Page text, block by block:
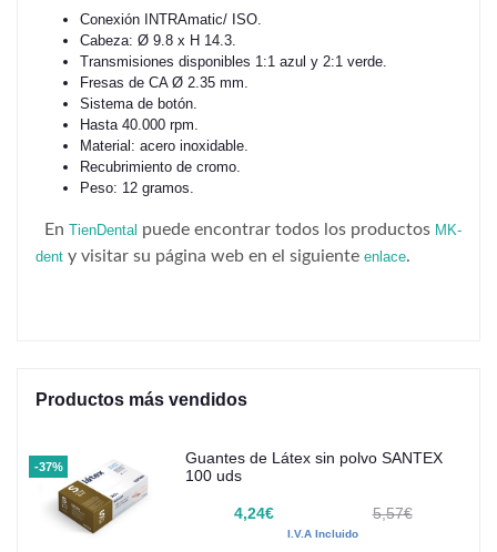
Conexión INTRAmatic/ ISO.
Cabeza: Ø 9.8 x H 14.3.
Transmisiones disponibles 1:1 azul y 2:1 verde.
Fresas de CA Ø 2.35 mm.
Sistema de botón.
Hasta 40.000 rpm.
Material: acero inoxidable.
Recubrimiento de cromo.
Peso: 12 gramos.
En TienDental puede encontrar todos los productos MK-
dent y visitar su página web en el siguiente enlace.
Productos más vendidos
-37%
Guantes de Látex sin polvo SANTEX
100 uds
4,24€ 5,57€
I.V.A Incluido